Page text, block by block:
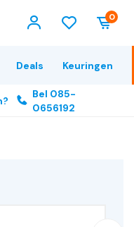
0
Deals Keuringen
Bel 085-
0656192